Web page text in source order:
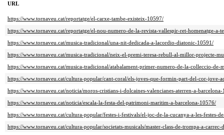
URL
https://www.tornaveu.cat/reportatge/el-carxe-tambe-existeix-10597/
https://www.tornaveu.cat/reportatge/el-nou-numero-de-la-revista-vallespir-ret-homenatge-a-
https://www.tornaveu.cat/musica-tradicional/una-nit-dedicada-a-lacordio-diatonic-10591/
https://www.tornaveu.cat/musica-tradicional/neix-el-premi-teresa-rebull-al-millor-projecte-
https://www.tornaveu.cat/musica-tradicional/atabalament-primer-numero-de-la-colleccio-de-
https://www.tornaveu.cat/cultura-popular/cant-coral/els-joves-que-formin-part-del-cor-jove-
https://www.tornaveu.cat/noticia/moros-cristians-i-dolcaines-valencianes-aterren-a-
https://www.tornaveu.cat/noticia/escala-la-festa-del-patrimoni-maritim-a-barcelona-10576/
https://www.tornaveu.cat/cultura-popular/festes-i-festivals/el-joc-de-la-cucanya-a-les-festes-
https://www.tornaveu.cat/cultura-popular/societats-musicals/master-class-de-trompa-a-